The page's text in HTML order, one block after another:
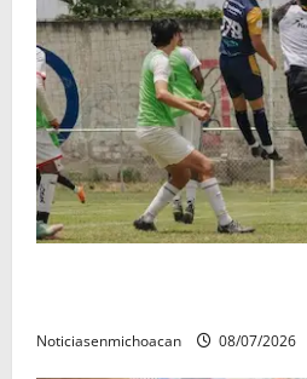
Noticiasenmichoacan 08/07/2026